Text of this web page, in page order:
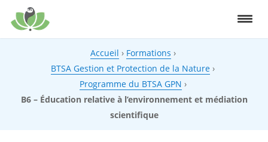
Accueil › Formations ›
BTSA Gestion et Protection de la Nature ›
Programme du BTSA GPN ›
B6 – Éducation relative à l’environnement et médiation
scientifique